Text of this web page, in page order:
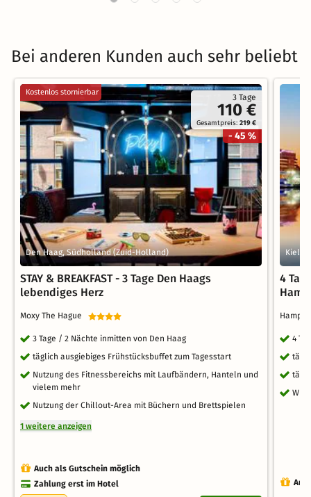
Bei anderen Kunden auch sehr beliebt
3 Tage
110 €
Gesamtpreis:219 €
- 45 %
Kostenlos stornierbar
Den Haag, Südholland (Zuid-Holland)
STAY & BREAKFAST - 3 Tage Den Haags
lebendiges Herz
Moxy The Hague
3 Tage / 2 Nächte inmitten von Den Haag
täglich ausgiebiges Frühstücksbuffet zum Tagesstart
Nutzung des Fitnessbereichs mit Laufbändern, Hanteln und
vielem mehr
Nutzung der Chillout-Area mit Büchern und Brettspielen
1 weitere anzeigen
Auch als Gutschein möglich
Zahlung erst im Hotel
Kiel,
4
4